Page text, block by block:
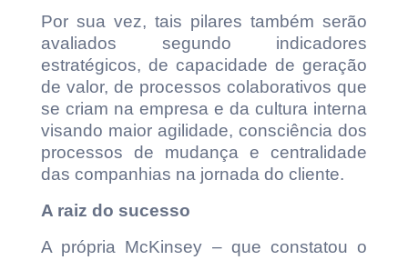
Por sua vez, tais pilares também serão
avaliados segundo indicadores
estratégicos, de capacidade de geração
de valor, de processos colaborativos que
se criam na empresa e da cultura interna
visando maior agilidade, consciência dos
processos de mudança e centralidade
das companhias na jornada do cliente.
A raiz do sucesso
A própria McKinsey – que constatou o